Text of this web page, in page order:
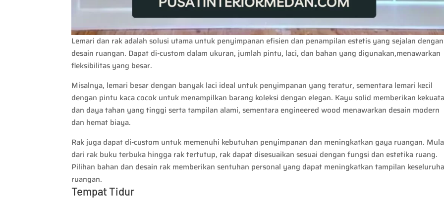
Lemari dan rak adalah solusi utama untuk penyimpanan efisien dan penampilan estetis yang sejalan dengan
desain ruangan. Dapat di-custom dalam ukuran, jumlah pintu, laci, dan bahan yang digunakan,menawarkan
fleksibilitas yang besar.
Misalnya, lemari besar dengan banyak laci ideal untuk penyimpanan yang teratur, sementara lemari kecil
dengan pintu kaca cocok untuk menampilkan barang koleksi dengan elegan. Kayu solid memberikan
dan daya tahan yang tinggi serta tampilan alami, sementara engineered wood menawarkan desain modern
dan hemat biaya.
Rak juga dapat di-custom untuk memenuhi kebutuhan penyimpanan dan meningkatkan gaya ruangan.
dari rak buku terbuka hingga rak tertutup, rak dapat disesuaikan sesuai dengan fungsi dan estetika ruang.
Pilihan bahan dan desain rak memberikan sentuhan personal yang dapat meningkatkan tampilan
ruangan.
Tempat Tidur